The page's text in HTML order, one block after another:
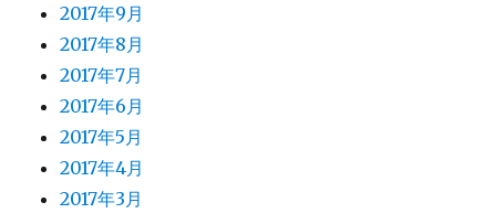
2017年9月
2017年8月
2017年7月
2017年6月
2017年5月
2017年4月
2017年3月